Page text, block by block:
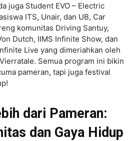
juga Student EVO – Electric
ITS, Unair, dan UB, Car
komunitas Driving Santuy,
Dutch, IIMS Infinite Show, dan
Live yang dimeriahkan oleh
Semua program ini bikin
pameran, tapi juga festival
dari Pameran:
dan Gaya Hidup